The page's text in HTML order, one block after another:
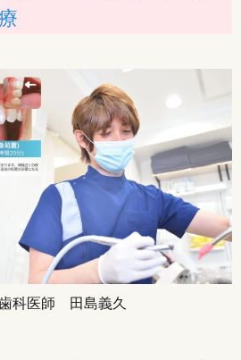
科医師 田島義久